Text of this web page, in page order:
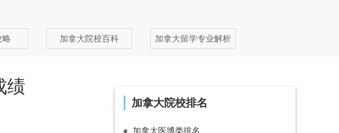
略 加拿大院校百科 加拿大留学专业解析
绩
加拿大院校排名
加拿大医博类排名